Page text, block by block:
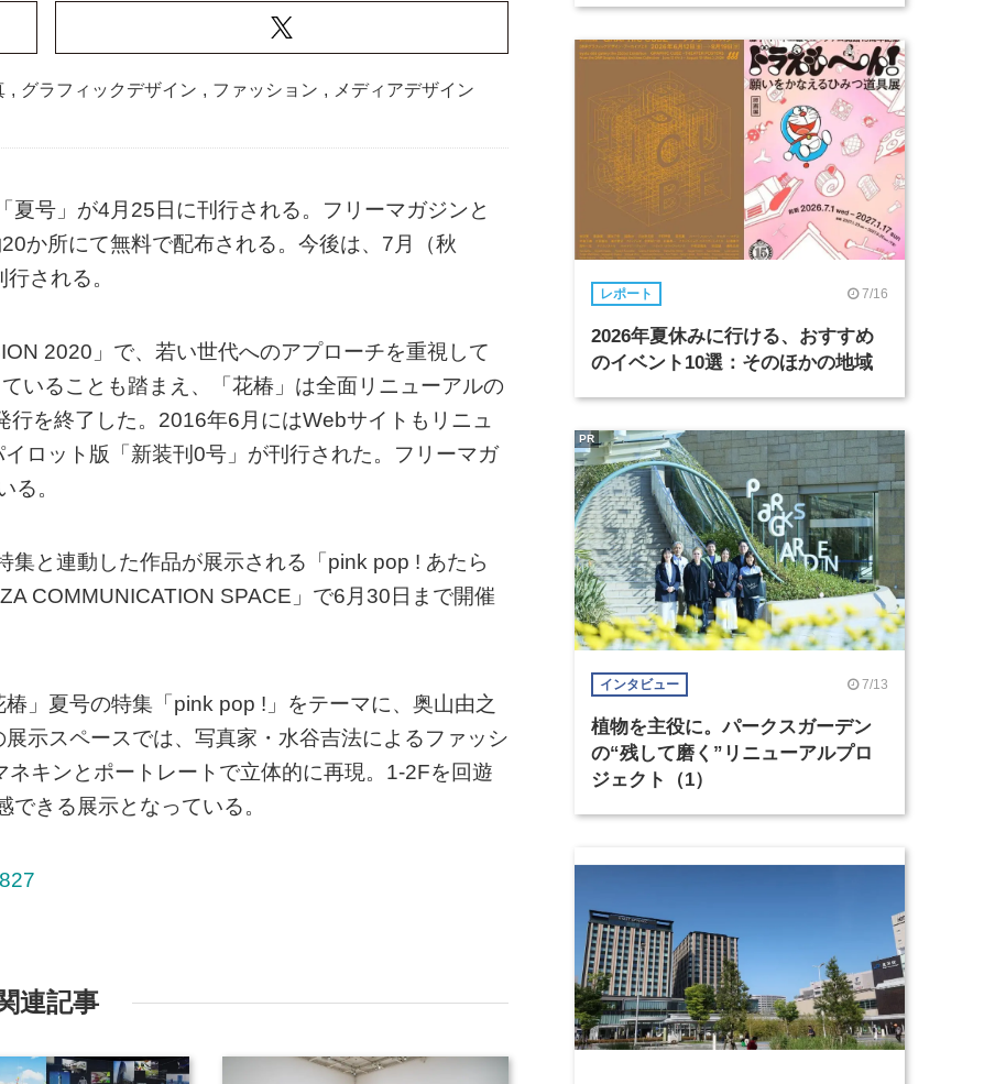
, グラフィックデザイン , ファッション , メディアデザイン
号」が4月25日に刊行される。フリーマガジンと
か所にて無料で配布される。今後は、7月（秋
される。
2020」で、若い世代へのアプローチを重視して
いることも踏まえ、「花椿」は全面リニューアルの
を終了した。2016年6月にはWebサイトもリニュ
ロット版「新装刊0号」が刊行された。フリーマガ
る。
集と連動した作品が展示される「pink pop ! あたら
COMMUNICATION SPACE」で6月30日まで開催
」夏号の特集「pink pop !」をテーマに、奥山由之
示スペースでは、写真家・水谷吉法によるファッシ
キンとポートレートで立体的に再現。1-2Fを回遊
きる展示となっている。
連記事
レポート 7/16
2026年夏休みに行ける、おすすめ
のイベント10選：そのほかの地域
インタビュー 7/13
植物を主役に。パークスガーデン
の“残して磨く”リニューアルプロ
ジェクト（1）
PR